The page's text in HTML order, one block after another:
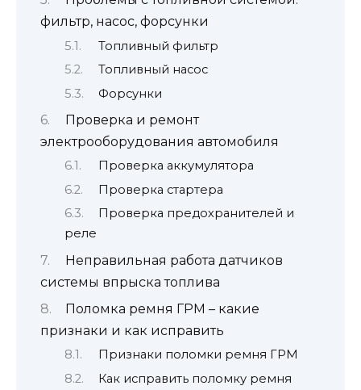
фильтр, насос, форсунки
Топливный фильтр
Топливный насос
Форсунки
Проверка и ремонт
электрооборудования автомобиля
Проверка аккумулятора
Проверка стартера
Проверка предохранителей и
реле
Неправильная работа датчиков
системы впрыска топлива
Поломка ремня ГРМ – какие
признаки и как исправить
Признаки поломки ремня ГРМ
Как исправить поломку ремня